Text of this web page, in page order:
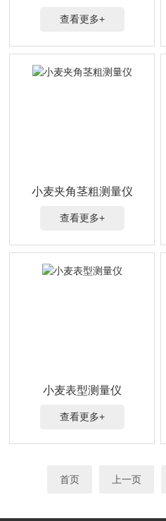
查看更多+
小麦夹角茎粗测量仪
查看更多+
小麦表型测量仪
查看更多+
首页 上一页